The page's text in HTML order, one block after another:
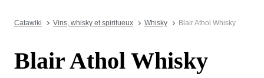
Catawiki Vins, whisky et spiritueux Whisky Blair Athol Whisky
Blair Athol Whisky